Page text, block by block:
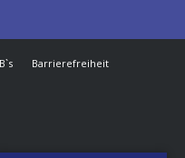
Barrierefreiheit